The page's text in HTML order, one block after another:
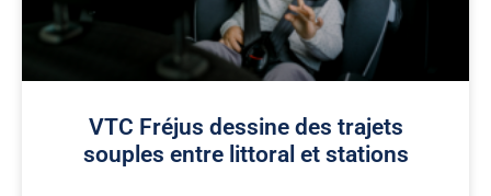
VTC Fréjus dessine des trajets
souples entre littoral et stations